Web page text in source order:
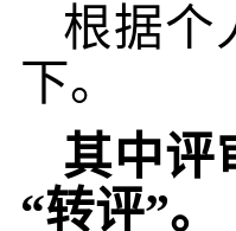
根据个
下。
其中评
“转评”。